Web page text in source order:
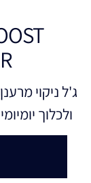
ג'ל ניקוי
ולכלוך